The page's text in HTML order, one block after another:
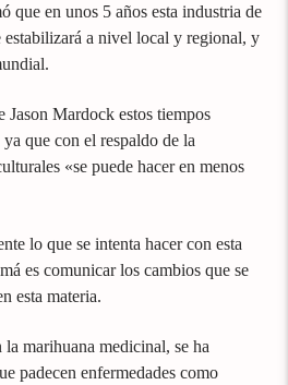
que en unos 5 años esta industria de
estabilizará a nivel local y regional, y
Jason Mardock estos tiempos
que con el respaldo de la
«se puede hacer en menos
lo que se intenta hacer con esta
es comunicar los cambios que se
esta materia.
marihuana medicinal, se ha
padecen enfermedades como